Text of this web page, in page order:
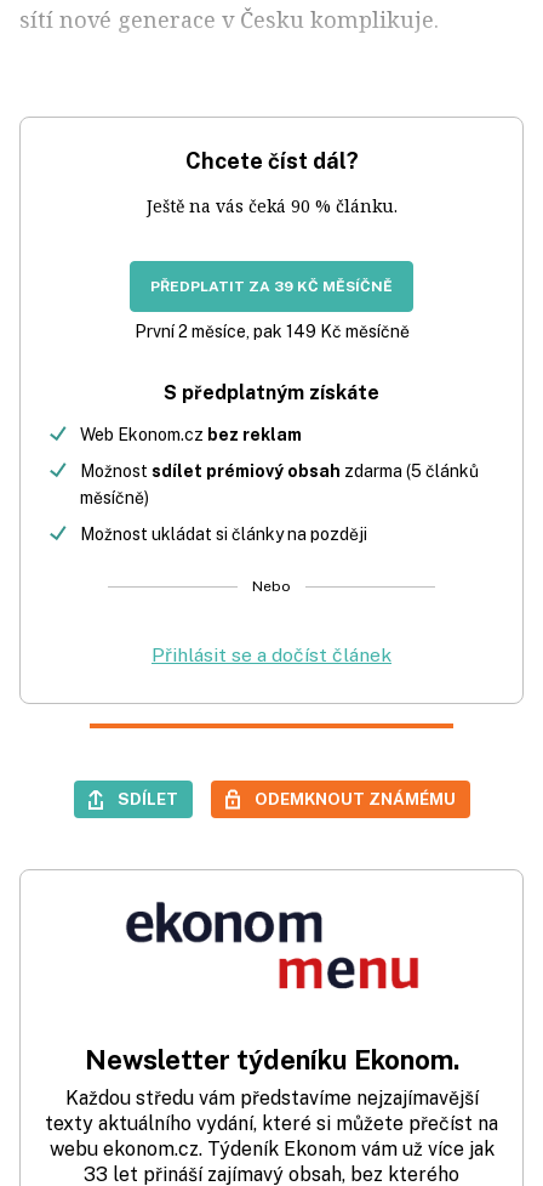
sítí nové generace v Česku komplikuje.
Chcete číst dál?
Ještě na vás čeká 90 % článku.
PŘEDPLATIT ZA 39 KČ MĚSÍČNĚ
První 2 měsíce, pak 149 Kč měsíčně
S předplatným získáte
Web Ekonom.cz bez reklam
Možnost sdílet prémiový obsah zdarma (5 článků
měsíčně)
Možnost ukládat si články na později
Nebo
Přihlásit se a dočíst článek
SDÍLET ODEMKNOUT ZNÁMÉMU
Newsletter týdeníku Ekonom.
Každou středu vám představíme nejzajímavější
texty aktuálního vydání, které si můžete přečíst na
webu ekonom.cz. Týdeník Ekonom vám už více jak
33 let přináší zajímavý obsah, bez kterého